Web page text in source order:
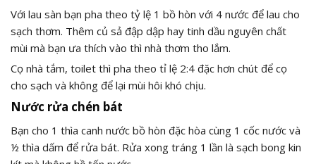
Với lau sàn bạn pha theo tỷ lệ 1 bồ hòn với 4 nước để lau cho
sạch thơm. Thêm củ sả đập dập hay tinh dầu nguyên chất
mùi mà bạn ưa thích vào thì nhà thơm tho lắm.
Cọ nhà tắm, toilet thì pha theo tỉ lệ 2:4 đặc hơn chút để cọ
cho sạch và không để lại mùi hôi khó chịu.
Nước rửa chén bát
Bạn cho 1 thìa canh nước bồ hòn đặc hòa cùng 1 cốc nước và
½ thìa dấm để rửa bát. Rửa xong tráng 1 lần là sạch bong kin